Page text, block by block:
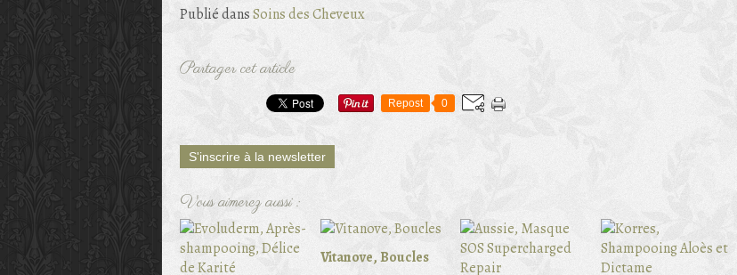
Publié dansSoins des Cheveux
Partager cet article
Repost 0
S'inscrire à la newsletter
Vous aimerez aussi :
Vitanove, Boucles